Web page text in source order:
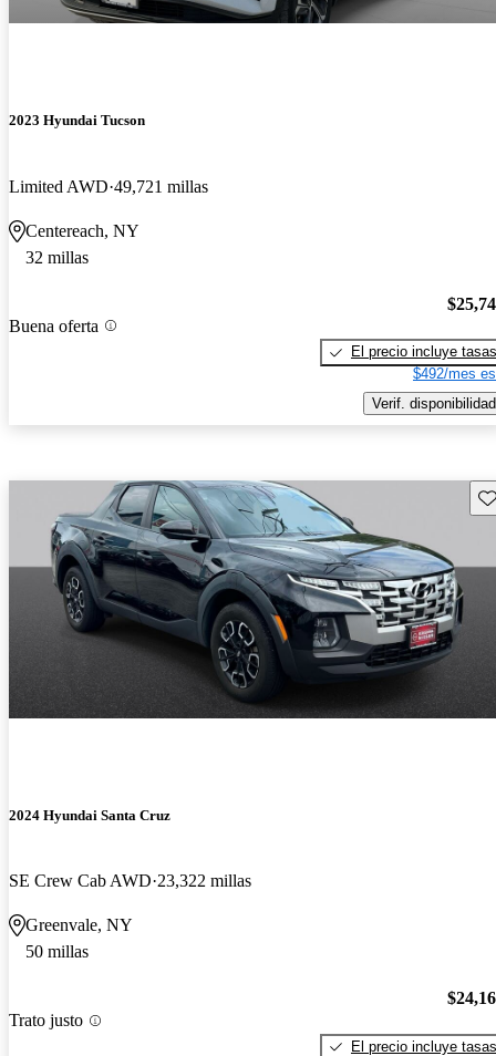
2023 Hyundai Tucson
Limited AWD 49,721 millas
Centereach, NY
32 millas
Buena oferta
El precio incluye tasas
$492/mes
Verif. disponibilidad
2024 Hyundai Santa Cruz
SE Crew Cab AWD 23,322 millas
Greenvale, NY
50 millas
Trato justo
El precio incluye tasas